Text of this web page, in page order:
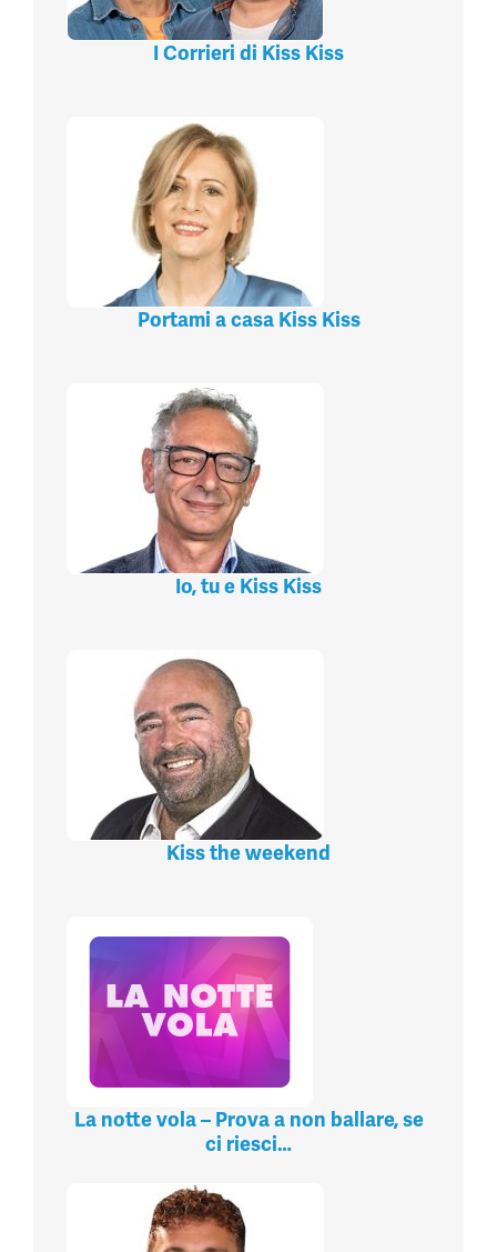
I Corrieri di Kiss Kiss
Portami a casa Kiss Kiss
Io, tu e Kiss Kiss
Kiss the weekend
La notte vola – Prova a non ballare, se
ci riesci…